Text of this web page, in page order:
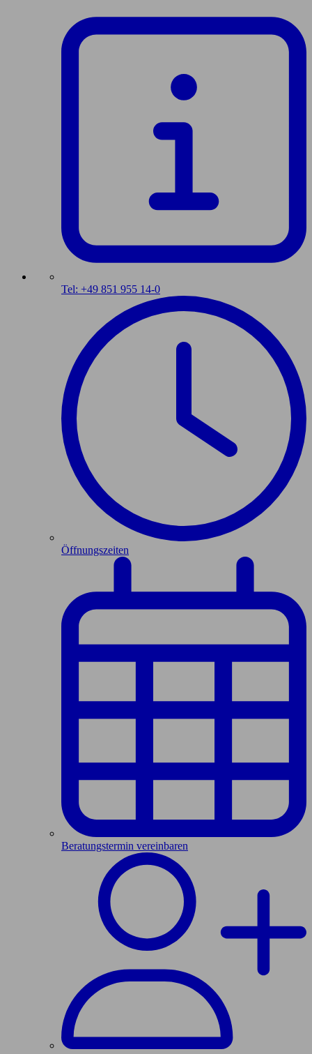
Tel: +49 851 955 14-0
Öffnungszeiten
Beratungstermin vereinbaren